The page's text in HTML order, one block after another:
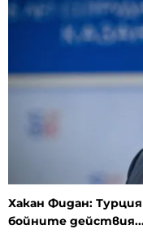
Хакан Фидан:
бойните